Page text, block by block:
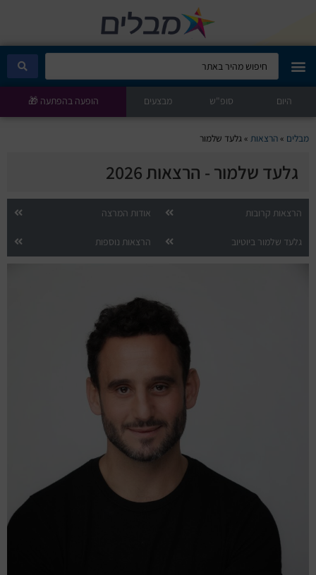
מבלים קלאב
הופעות היום
סטנדאפ
הצגות ילדים
הופעות חיות
חופשה והופעה
היום סופ"ש מבצעים הופעה בהפתעה 🎁
מבלים »הרצאות »גלעד שלמור
גלעד שלמור - הרצאות 2026
הרצאות קרובות אודות המרצה
גלעד שלמור ביוטיוב הרצאות נוספות